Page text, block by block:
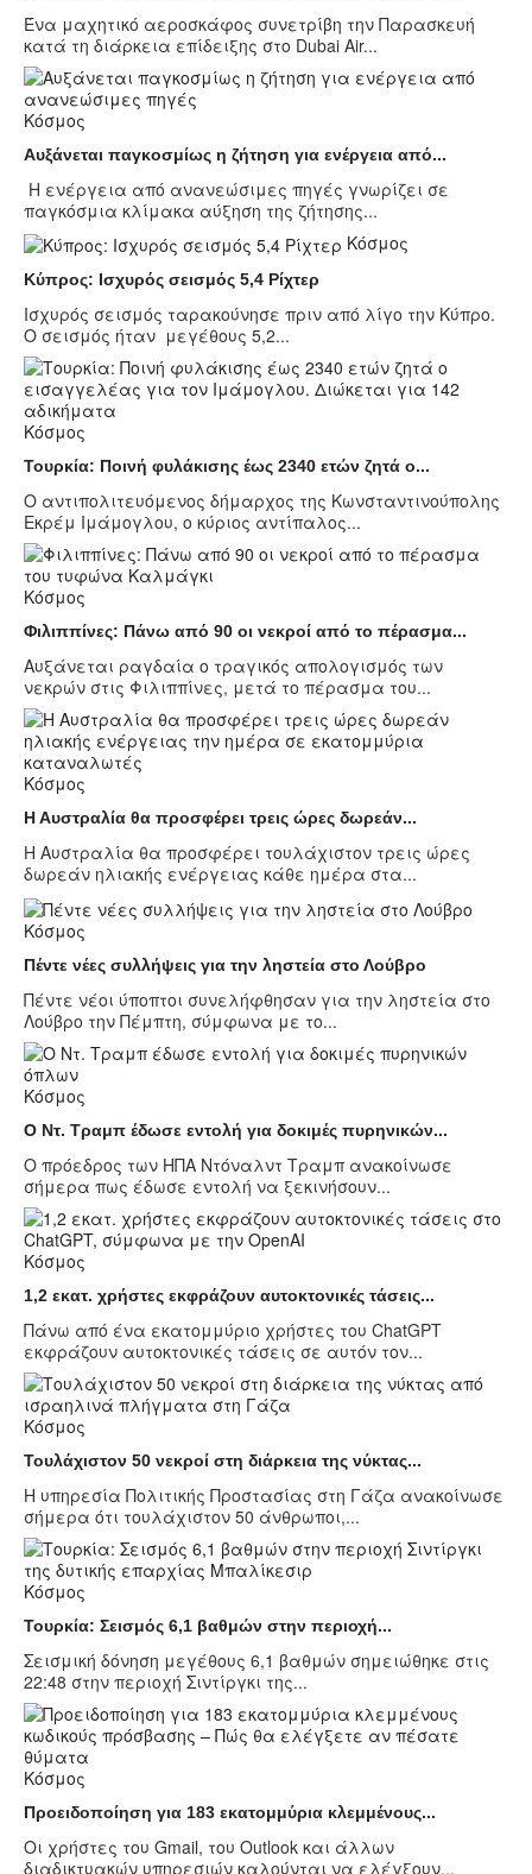
Ένα μαχητικό αεροσκάφος συνετρίβη την Παρασκευή
κατά τη διάρκεια επίδειξης στο Dubai Air...
Κόσμος
Αυξάνεται παγκοσμίως η ζήτηση για ενέργεια από...
Η ενέργεια από ανανεώσιμες πηγές γνωρίζει σε
παγκόσμια κλίμακα αύξηση της ζήτησης...
Κόσμος
Κύπρος: Ισχυρός σεισμός 5,4 Ρίχτερ
Ισχυρός σεισμός ταρακούνησε πριν από λίγο την Κύπρο.
Ο σεισμός ήταν μεγέθους 5,2...
Κόσμος
Τουρκία: Ποινή φυλάκισης έως 2340 ετών ζητά ο...
Ο αντιπολιτευόμενος δήμαρχος της Κωνσταντινούπολης
Εκρέμ Ιμάμογλου, ο κύριος αντίπαλος...
Κόσμος
Φιλιππίνες: Πάνω από 90 οι νεκροί από το πέρασμα...
Αυξάνεται ραγδαία ο τραγικός απολογισμός των
νεκρών στις Φιλιππίνες, μετά το πέρασμα του...
Κόσμος
Η Αυστραλία θα προσφέρει τρεις ώρες δωρεάν...
Η Αυστραλία θα προσφέρει τουλάχιστον τρεις ώρες
δωρεάν ηλιακής ενέργειας κάθε ημέρα στα...
Κόσμος
Πέντε νέες συλλήψεις για την ληστεία στο Λούβρο
Πέντε νέοι ύποπτοι συνελήφθησαν για την ληστεία στο
Λούβρο την Πέμπτη, σύμφωνα με το...
Κόσμος
Ο Ντ. Τραμπ έδωσε εντολή για δοκιμές πυρηνικών...
Ο πρόεδρος των ΗΠΑ Ντόναλντ Τραμπ ανακοίνωσε
σήμερα πως έδωσε εντολή να ξεκινήσουν...
Κόσμος
1,2 εκατ. χρήστες εκφράζουν αυτοκτονικές τάσεις...
Πάνω από ένα εκατομμύριο χρήστες του ChatGPT
εκφράζουν αυτοκτονικές τάσεις σε αυτόν τον...
Κόσμος
Τουλάχιστον 50 νεκροί στη διάρκεια της νύκτας...
Η υπηρεσία Πολιτικής Προστασίας στη Γάζα ανακοίνωσε
σήμερα ότι τουλάχιστον 50 άνθρωποι,...
Κόσμος
Τουρκία: Σεισμός 6,1 βαθμών στην περιοχή...
Σεισμική δόνηση μεγέθους 6,1 βαθμών σημειώθηκε στις
22:48 στην περιοχή Σιντίργκι της...
Κόσμος
Προειδοποίηση για 183 εκατομμύρια κλεμμένους...
Οι χρήστες του Gmail, του Outlook και άλλων
διαδικτυακών υπηρεσιών καλούνται να ελέγξουν...